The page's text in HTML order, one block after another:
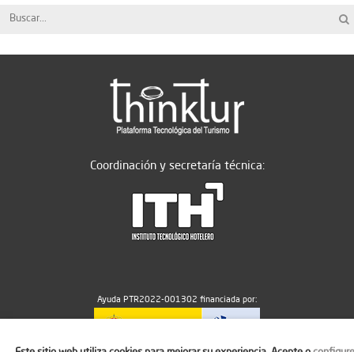
Coordinación y secretaría técnica:
Ayuda PTR2022-001302 financiada por: